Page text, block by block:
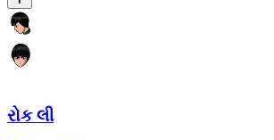
રોક લી